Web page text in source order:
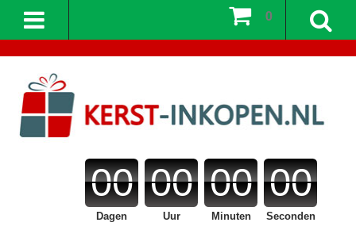
00
Dagen
00
Uur
00
Minuten
00
Seconden
0